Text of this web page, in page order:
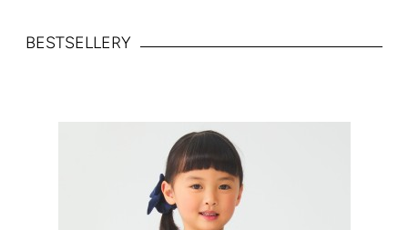
BESTSELLERY